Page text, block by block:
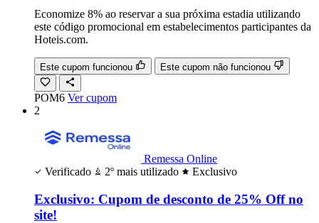
Economize 8% ao reservar a sua próxima estadia utilizando
este código promocional em estabelecimentos participantes da
Hoteis.com.
Este cupom funcionou Este cupom não funcionou
POM6 Ver cupom
2
Remessa Online
Verificado
2º mais utilizado Exclusivo
Exclusivo: Cupom de desconto de 25% Off no
site!